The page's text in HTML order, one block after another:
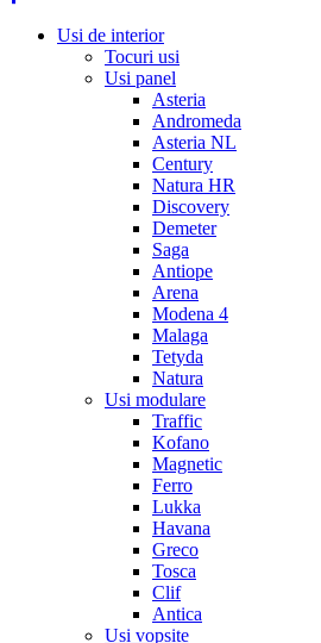
Usi de interior
Tocuri usi
Usi panel
Asteria
Andromeda
Asteria NL
Century
Natura HR
Discovery
Demeter
Saga
Antiope
Arena
Modena 4
Malaga
Tetyda
Natura
Usi modulare
Traffic
Kofano
Magnetic
Ferro
Lukka
Havana
Greco
Tosca
Clif
Antica
Usi vopsite